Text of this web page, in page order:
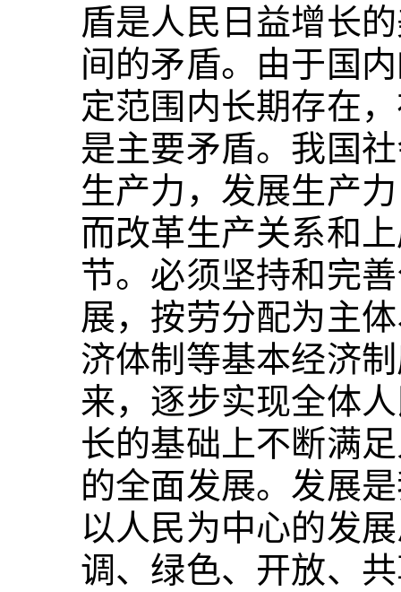
盾是人民日益增长
间的矛盾。由于国
定范围内长期存在
是主要矛盾。我国
生产力，发展生产
而改革生产关系和
节。必须坚持和完
展，按劳分配为主
济体制等基本经济
来，逐步实现全体
长的基础上不断满
的全面发展。发展
以人民为中心的发
调、绿色、开放、